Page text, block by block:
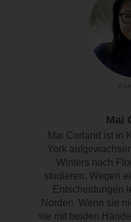
©
Mai
Mai Corland ist in
York
Winters nach
studieren. Wegen
Entscheidungen
Norden. Wenn sie
sie mit beiden